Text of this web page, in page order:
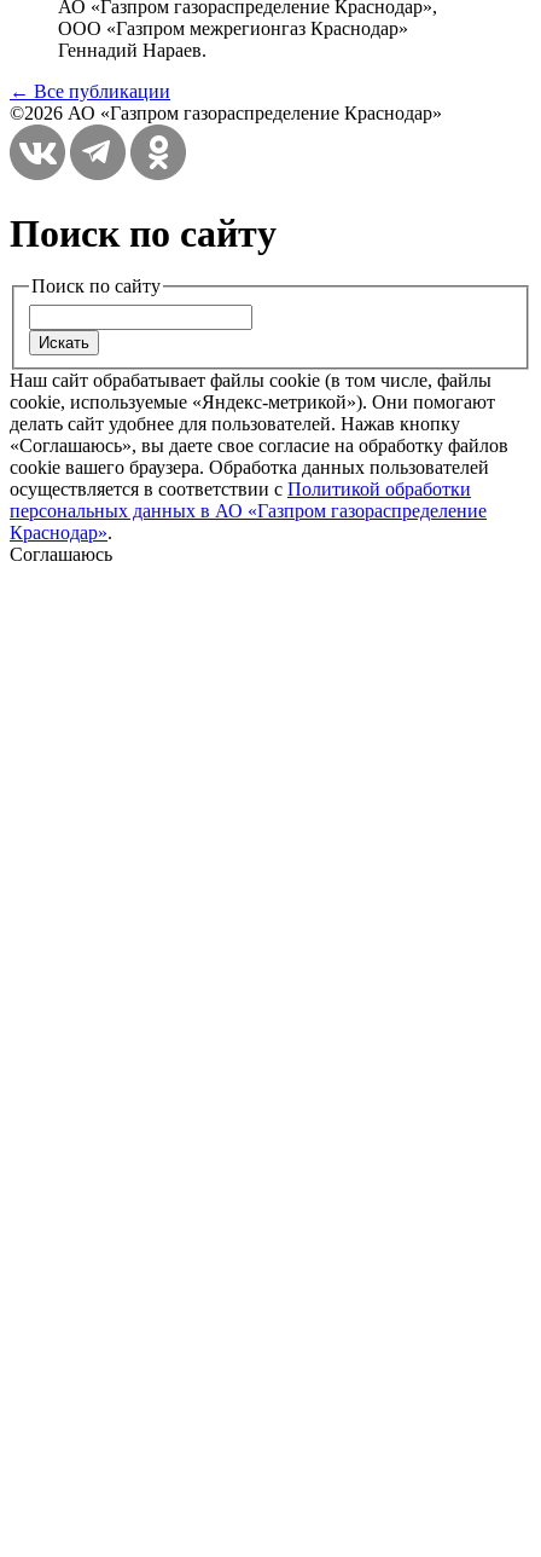
АО «Газпром газораспределение Краснодар»,
ООО «Газпром межрегионгаз Краснодар»
Геннадий Нараев.
← Все публикации
©2026 АО «Газпром газораспределение Краснодар»
Поиск по сайту
Поиск по сайту
Наш сайт обрабатывает файлы cookie (в том числе, файлы
cookie, используемые «Яндекс-метрикой»). Они помогают
делать сайт удобнее для пользователей. Нажав кнопку
«Соглашаюсь», вы даете свое согласие на обработку файлов
cookie вашего браузера. Обработка данных пользователей
осуществляется в соответствии с Политикой обработки
персональных данных в АО «Газпром газораспределение
Краснодар».
Соглашаюсь